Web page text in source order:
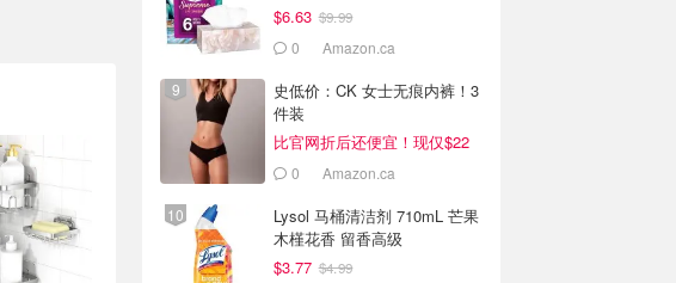
$6.63 $9.99
0 Amazon.ca
史低价：CK 女士无痕内裤！3
件装
比官网折后还便宜！现仅$22
0 Amazon.ca
Lysol 马桶清洁剂 710mL 芒果
木槿花香 留香高级
$3.77 $4.99